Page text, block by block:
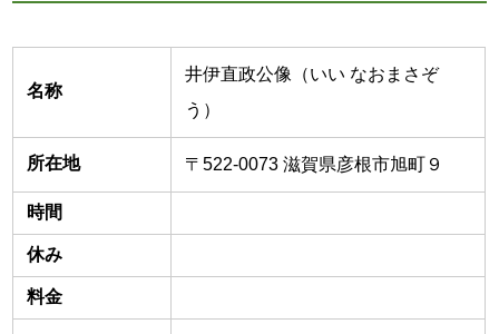
名称
井伊直政公像（いい なおまさぞ
う）
所在地 〒522-0073 滋賀県彦根市旭町９
時間
休み
料金